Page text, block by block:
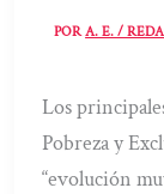
PORA. E. /
Los
Pobreza y
“evolución